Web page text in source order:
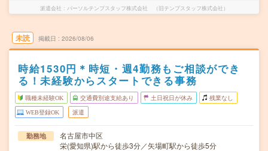
派遣会社 パーソルテンプスタッフ株式会社 （旧テンプスタッフ株式会社）
未読 掲載日 2026/08/06
時給1530円＊時短・週4勤務もご相談ができ
る！未経験からスタートできる事務
職種未経験OK 交通費別途支給あり 土日祝日が休み 残業なし
WEB登録OK 派遣
勤務地
名古屋市中区
栄(愛知県)駅から徒歩3分／矢場町駅から徒歩5分